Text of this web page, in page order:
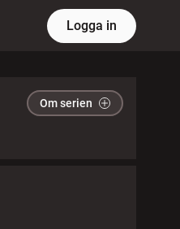
Logga in
Om serien